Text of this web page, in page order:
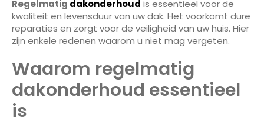
Regelmatig dakonderhoud is essentieel voor de
kwaliteit en levensduur van uw dak. Het voorkomt dure
reparaties en zorgt voor de veiligheid van uw huis. Hier
zijn enkele redenen waarom u niet mag vergeten.
Waarom regelmatig
dakonderhoud essentieel
is